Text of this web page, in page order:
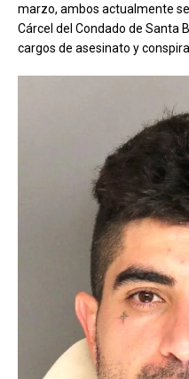
marzo, ambos actualmente
Cárcel del Condado de Santa
cargos de asesinato y